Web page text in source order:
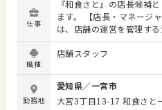
仕事
『和食さと』の店長候補
ます。 【店長・マネージャー（候補）の仕事内容】 店長
は、店舗の運営を管理す
る店舗業務はもちろん、
いった重要な役割を担いま
くことです。 全体のオペ
すので、あなたならでは
ださい。 【具体的には…】 ・ホール、キッチンの全体管理
職種
店舗スタッフ
勤務地
愛知県／ 一宮市
大宮3丁目13-17 和食さと